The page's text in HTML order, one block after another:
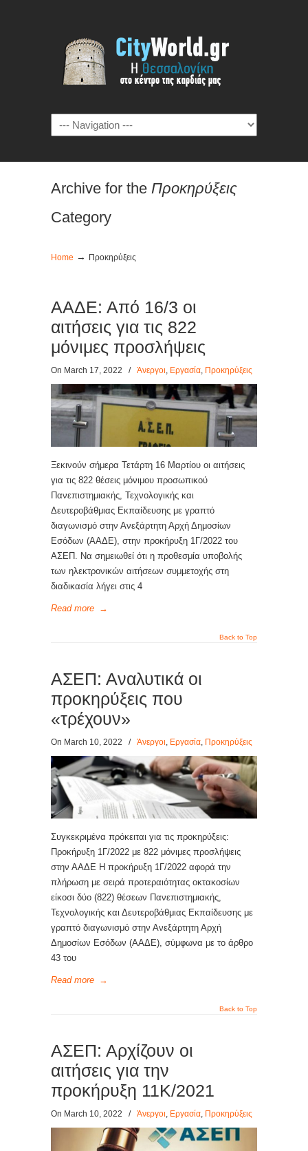
Archive for the Προκηρύξεις
Category
Home → Προκηρύξεις
ΑΑΔΕ: Από 16/3 οι
αιτήσεις για τις 822
μόνιμες προσλήψεις
On March 17, 2022 / Άνεργοι, Εργασία, Προκηρύξεις
Ξεκινούν σήμερα Τετάρτη 16 Μαρτίου οι αιτήσεις
για τις 822 θέσεις μόνιμου προσωπικού
Πανεπιστημιακής, Τεχνολογικής και
Δευτεροβάθμιας Εκπαίδευσης με γραπτό
διαγωνισμό στην Ανεξάρτητη Αρχή Δημοσίων
Εσόδων (ΑΑΔΕ), στην προκήρυξη 1Γ/2022 του
ΑΣΕΠ. Να σημειωθεί ότι η προθεσμία υποβολής
των ηλεκτρονικών αιτήσεων συμμετοχής στη
διαδικασία λήγει στις 4
Read more →
Back to Top
ΑΣΕΠ: Αναλυτικά οι
προκηρύξεις που
«τρέχουν»
On March 10, 2022 / Άνεργοι, Εργασία, Προκηρύξεις
Συγκεκριμένα πρόκειται για τις προκηρύξεις:
Προκήρυξη 1Γ/2022 με 822 μόνιμες προσλήψεις
στην ΑΑΔΕ Η προκήρυξη 1Γ/2022 αφορά την
πλήρωση με σειρά προτεραιότητας οκτακοσίων
είκοσι δύο (822) θέσεων Πανεπιστημιακής,
Τεχνολογικής και Δευτεροβάθμιας Εκπαίδευσης με
γραπτό διαγωνισμό στην Ανεξάρτητη Αρχή
Δημοσίων Εσόδων (ΑΑΔΕ), σύμφωνα με το άρθρο
43 του
Read more →
Back to Top
ΑΣΕΠ: Αρχίζουν οι
αιτήσεις για την
προκήρυξη 11Κ/2021
On March 10, 2022 / Άνεργοι, Εργασία, Προκηρύξεις